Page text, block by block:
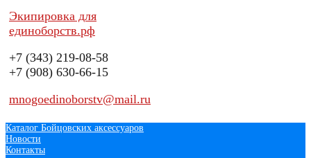
Экипировка для
единоборств.рф
+7 (343) 219-08-58
+7 (908) 630-66-15
mnogoedinoborstv@mail.ru
Каталог Бойцовских аксессуаров
Новости
Контакты